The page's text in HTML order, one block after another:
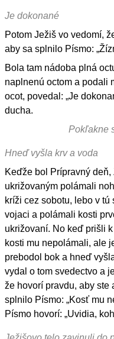
Je dokonané
Potom Ježiš vo vedomí,
aby sa splnilo Písmo:
Bola tam nádoba plná
naplnenú octom a podali
ocot, povedal: „Je
ducha.
Pokľakne
Hneď vyšla krv a voda
Keďže bol Prípravný
ukrižovaným polámali
kríži cez sobotu, lebo v
vojaci a polámali kosti
ukrižovaní. No keď prišli
kosti mu nepolámali, ale
prebodol bok a hneď
vydal o tom svedectvo a
že hovorí pravdu, aby ste
splnilo Písmo: „Kosť mu
Písmo hovorí: „Uvidia,